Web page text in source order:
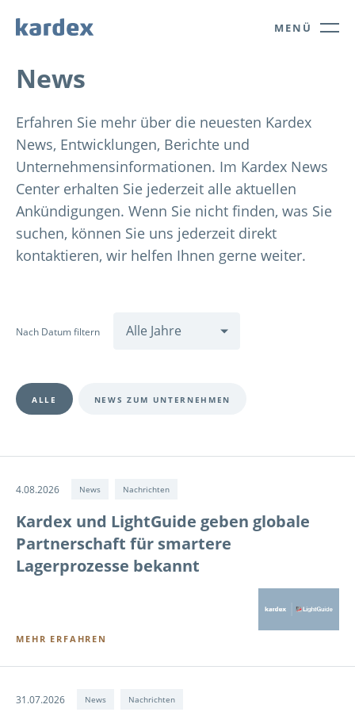
MENÜ
News
Erfahren Sie mehr über die neuesten Kardex
News, Entwicklungen, Berichte und
Unternehmensinformationen. Im Kardex News
Center erhalten Sie jederzeit alle aktuellen
Ankündigungen. Wenn Sie nicht finden, was Sie
suchen, können Sie uns jederzeit direkt
kontaktieren, wir helfen Ihnen gerne weiter.
Nach Datum filtern
Filter by topic
ALLE NEWS ZUM UNTERNEHMEN
4.08.2026 News Nachrichten
Kardex und LightGuide geben globale
Partnerschaft für smartere
Lagerprozesse bekannt
MEHR ERFAHREN
31.07.2026 News Nachrichten